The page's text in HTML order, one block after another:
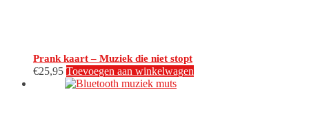
Prank kaart – Muziek die niet stopt
€25,95 Toevoegen aan winkelwagen